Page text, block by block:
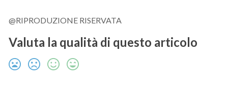
@RIPRODUZIONE RISERVATA
Valuta la qualità di questo articolo